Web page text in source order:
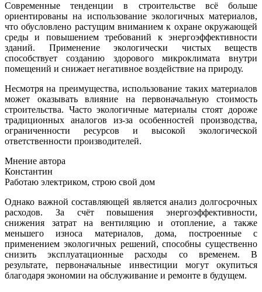
Современные тенденции в строительстве всё больше
ориентированы на использование экологичных материалов,
что обусловлено растущим вниманием к охране окружающей
среды и повышением требований к энергоэффективности
зданий. Применение экологически чистых веществ
способствует созданию здорового микроклимата внутри
помещений и снижает негативное воздействие на природу.
Несмотря на преимущества, использование таких материалов
может оказывать влияние на первоначальную стоимость
строительства. Часто экологичные материалы стоят дороже
традиционных аналогов из-за особенностей производства,
ограниченности ресурсов и высокой экологической
ответственности производителей.
Мнение автора
Константин
Работаю электриком, строю свой дом
Однако важной составляющей является анализ долгосрочных
расходов. За счёт повышения энергоэффективности,
снижения затрат на вентиляцию и отопление, а также
меньшего износа материалов, дома, построенные с
применением экологичных решений, способны существенно
снизить эксплуатационные расходы со временем. В
результате, первоначальные инвестиции могут окупиться
благодаря экономии на обслуживание и ремонте в будущем.